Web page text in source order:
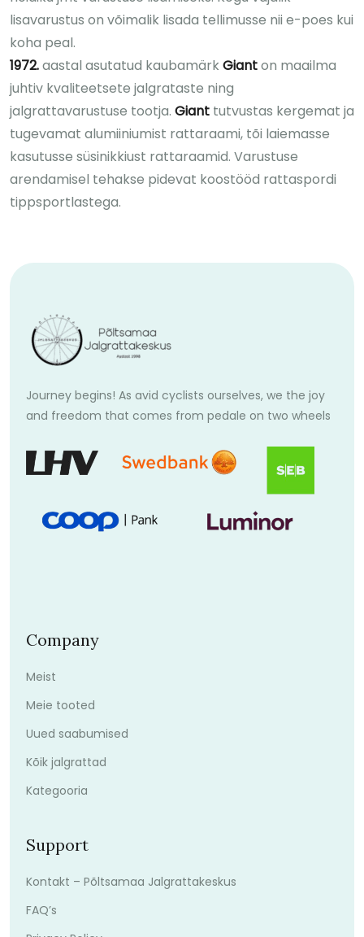
lisavarustus on võimalik lisada tellimusse nii e-poes kui
koha peal.
1972.aastal asutatud kaubamärkGianton maailma
juhtiv kvaliteetsete jalgrataste ning
jalgrattavarustuse tootja. Giant tutvustas kergemat ja
tugevamat alumiiniumist rattaraami, tõi laiemasse
kasutusse süsinikkiust rattaraamid. Varustuse
arendamisel tehakse pidevat koostööd rattaspordi
tippsportlastega.
Journey begins! As avid cyclists ourselves, we the joy
and freedom that comes from pedale on two wheels
Company
Meist
Meie tooted
Uued saabumised
Kõik jalgrattad
Kategooria
Support
Kontakt – Põltsamaa Jalgrattakeskus
FAQ’s